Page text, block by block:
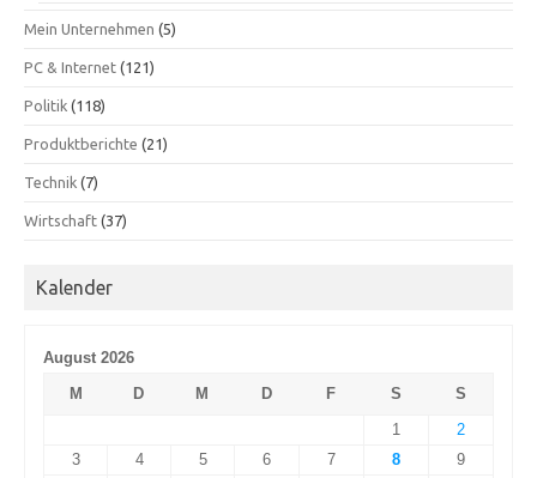
Mein Unternehmen (5)
PC & Internet (121)
Politik (118)
Produktberichte (21)
Technik (7)
Wirtschaft (37)
Kalender
August 2026
M
D M D F S
S
1
2
3
4 5 6 7 8
9